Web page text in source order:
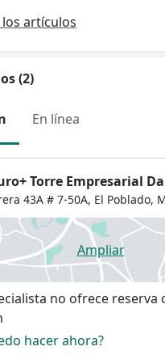
artículos
(2)
En línea
Torre Empresarial
43A # 7-50A, El Poblado,
Ampliar
se abre
no ofrece reserva
hacer ahora?